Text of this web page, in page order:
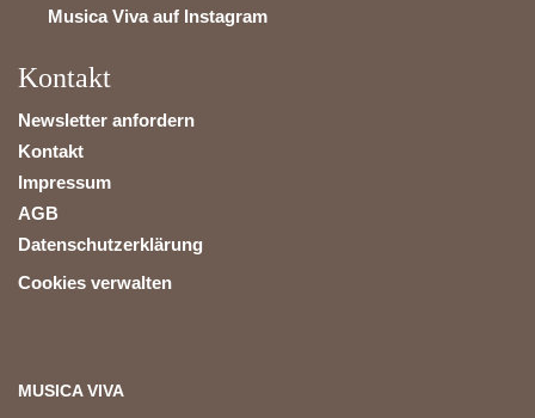
Musica Viva auf Instagram
Kontakt
Newsletter anfordern
Kontakt
Impressum
AGB
Datenschutzerklärung
Cookies verwalten
MUSICA VIVA